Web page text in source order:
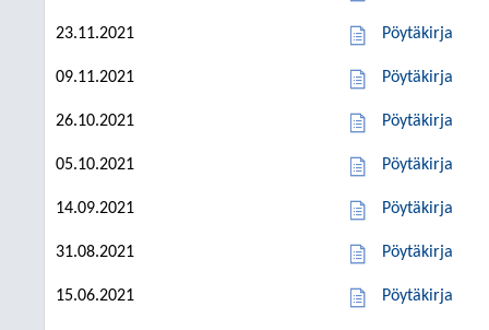
23.11.2021 Pöytäkirja
09.11.2021 Pöytäkirja
26.10.2021 Pöytäkirja
05.10.2021 Pöytäkirja
14.09.2021 Pöytäkirja
31.08.2021 Pöytäkirja
15.06.2021 Pöytäkirja